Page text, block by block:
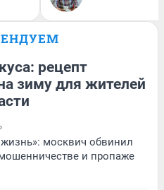
рецепт
зиму для жителей
москвич обвинил
и пропаже